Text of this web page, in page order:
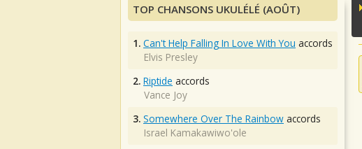
TOP CHANSONS UKULÉLÉ (AOÛT)
1. Can't Help Falling In Love With You accords
Elvis Presley
2. Riptide accords
Vance Joy
3. Somewhere Over The Rainbow accords
Israel Kamakawiwo'ole